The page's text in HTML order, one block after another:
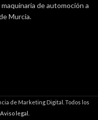
de automoción a
Murcia.
de Marketing Digital. Todos los
Aviso legal.